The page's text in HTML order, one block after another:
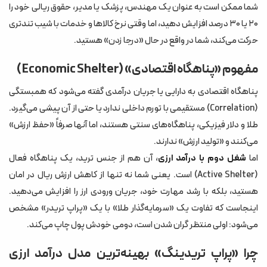
۲. برداشت منظم (Regular Withdrawals)
سوالات متداول (FAQ)
شما ممکن است به عنوان یک مهندس، پزشک یا مدیر، حقوق ریالی خود را
۲۰ یا ۳۰ درصد افزایش دهید، اما وقتی نرخ کالاها و خدمات با شیب تندتری
حرکت می‌کند، شما در واقع در حال «درجا زدن» هستید.
مفهوم «پناهگاه اقتصادی» (Economic Shelter)
پناهگاه اقتصادی به دارایی یا جریان درآمدی گفته می‌شود که همبستگی
(Correlation) مستقیمی با تورم داخلی ندارد یا حتی از آن پیشی می‌گیرد.
طلا و دلار فیزیکی، پناهگاه‌های سنتی هستند، اما آنها صرفاً «حفظ ارزش»
می‌کنند و «تولید ارزش» ندارند.
اما شغل دوم با درآمد ارزی، آن هم از جنس ترید، یک پناهگاه فعال
(Active Shelter) است. یعنی شما نه تنها از کاهش ارزش ریال در امان
هستید، بلکه با رشد مهارت خود، جریان ورودی ارز را افزایش می‌دهید.
اینجاست که تفاوت یک «سرمایه‌گذار طلا» با یک «پراپ تریدر» مشخص
می‌شود: اولی منتظر گران شدن است، دومی خودش پول چاپ می‌کند.
چرا «پراپ تریدینگ» بهینه‌ترین مدل درآمد ارزی